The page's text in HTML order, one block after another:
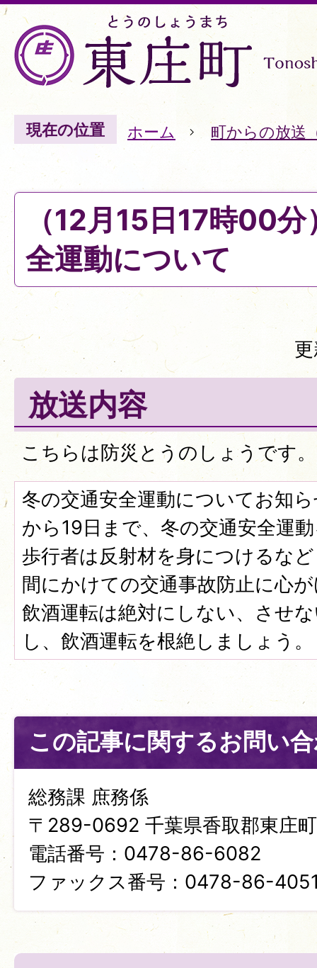
現在の位置 ホーム 町からの放送
（12月15日17時00
全運動について
放送内容
こちらは防災とうのしょうです。
冬の交通安全運動についてお知
から19日まで、冬の交通安全運
歩行者は反射材を身につけるな
間にかけての交通事故防止に心
飲酒運転は絶対にしない、させ
し、飲酒運転を根絶しましょう。
この記事に関するお問い
総務課 庶務係
〒289-0692 千葉県香取郡東庄
電話番号：0478-86-6082
ファックス番号：0478-86-